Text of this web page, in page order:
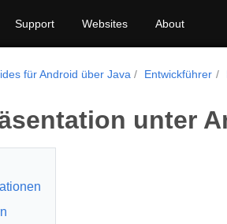
Support Websites About
für Android über Java Entwickführer
unter